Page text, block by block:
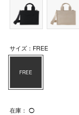
サイズ：FREE
FREE
在庫： ◯